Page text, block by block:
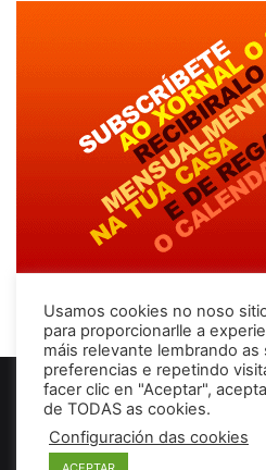
© Copyright 2026, Todos
Términos &
Usamos cookies no noso
para proporcionarlle a
máis relevante lembrando as
preferencias e repetindo
facer clic en "Aceptar",
de TODAS as cookies.
Configuración das cookies